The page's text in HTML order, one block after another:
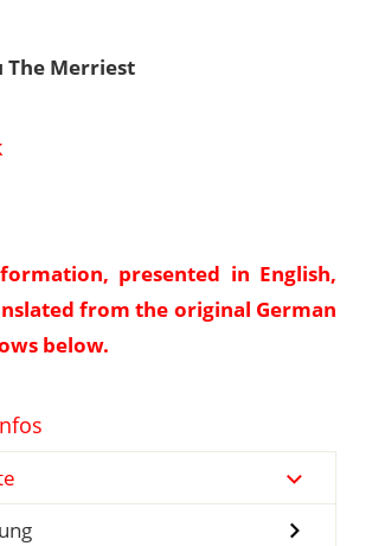
The Merriest
presented in English,
from the original German
below.